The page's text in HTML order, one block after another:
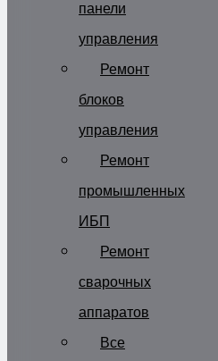
панели
управления
Ремонт
блоков
управления
Ремонт
промышленных
ИБП
Ремонт
сварочных
аппаратов
Все